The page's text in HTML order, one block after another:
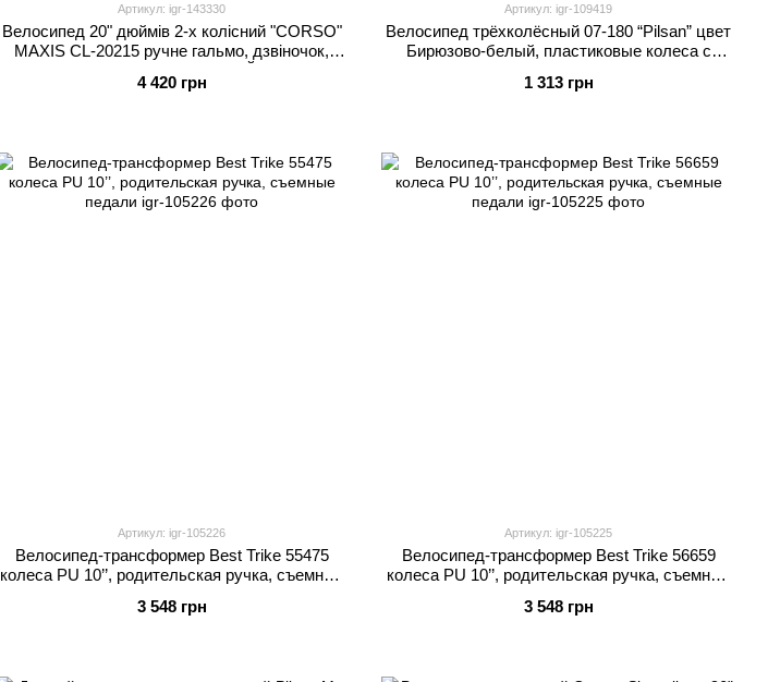
Артикул: igr-143330
Велосипед 20" дюймів 2-х колісний "CORSO"
MAXIS CL-20215 ручне гальмо, дзвіночок,
4 420 грн
Артикул: igr-109419
Велосипед трёхколёсный 07-180 “Pilsan” цвет
Бирюзово-белый, пластиковые колеса с
1 313 грн
Артикул: igr-105226
Велосипед-трансформер Best Trike 55475
колеса PU 10’’, родительская ручка, съемные
3 548 грн
Артикул: igr-105225
Велосипед-трансформер Best Trike 56659
колеса PU 10’’, родительская ручка, съемные
3 548 грн